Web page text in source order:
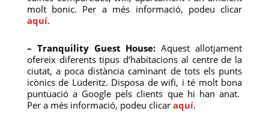
molt bonic. Per a més informació, podeu clicar
aquí.
– Tranquility Guest House: Aquest allotjament
ofereix diferents tipus d’habitacions al centre de la
ciutat, a poca distància caminant de tots els punts
icònics de Lüderitz. Disposa de wifi, i té molt bona
puntuació a Google pels clients que hi han anat.
Per a més informació, podeu clicar aquí.